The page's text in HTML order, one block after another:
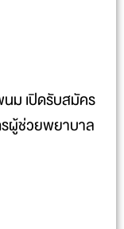
ม เปิดรับสมัคร
ผู้ช่วยพยาบาล